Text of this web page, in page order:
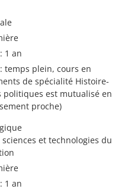
1 an
temps plein, cours en
de spécialité Histoire-
politiques est mutualisé en
proche)
sciences et technologies du
1 an